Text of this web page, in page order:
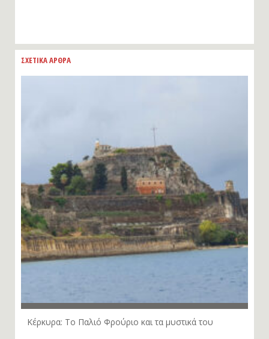
ΣΧΕΤΙΚΑ ΑΡΘΡΑ
Κέρκυρα: Το Παλιό Φρούριο και τα μυστικά του